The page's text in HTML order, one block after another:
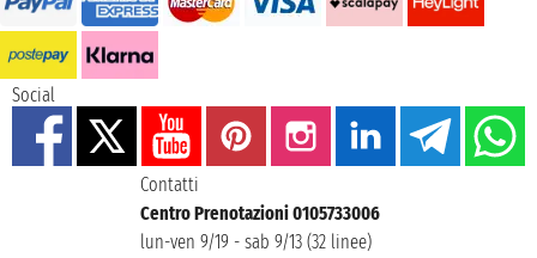
Social
Contatti
Centro Prenotazioni 0105733006
lun-ven 9/19 - sab 9/13 (32 linee)